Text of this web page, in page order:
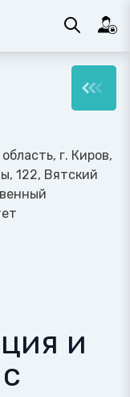
г. Киров,
122, Вятский
и